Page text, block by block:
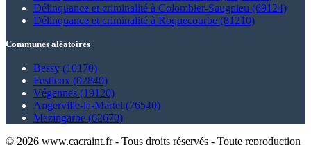
Délinquance et criminalité à Colombier-Saugnieu (69124)
Délinquance et criminalité à Roquecourbe (81210)
Communes aléatoires
Bessy (10170)
Festieux (02840)
Végennes (19120)
Angerville-la-Martel (76540)
Mazingarbe (62670)
© 2026 www.cacraint.fr - Tous droits réservés - Toute reproduction